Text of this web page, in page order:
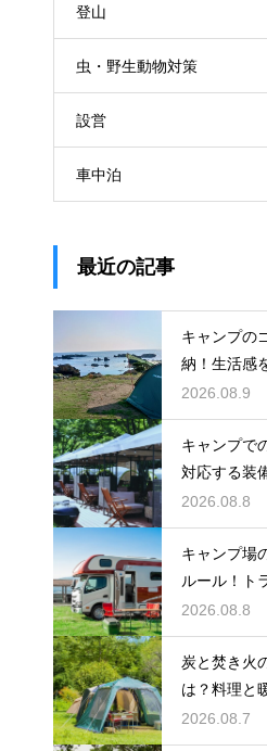
登山
虫・野生動物対策
設営
車中泊
最近の記事
キャンプの
納！生活感
に保つ
2026.08.9
キャンプで
対応する装
り切る
2026.08.8
キャンプ場
ルール！ト
2026.08.8
炭と焚き火
は？料理と
の技
2026.08.7